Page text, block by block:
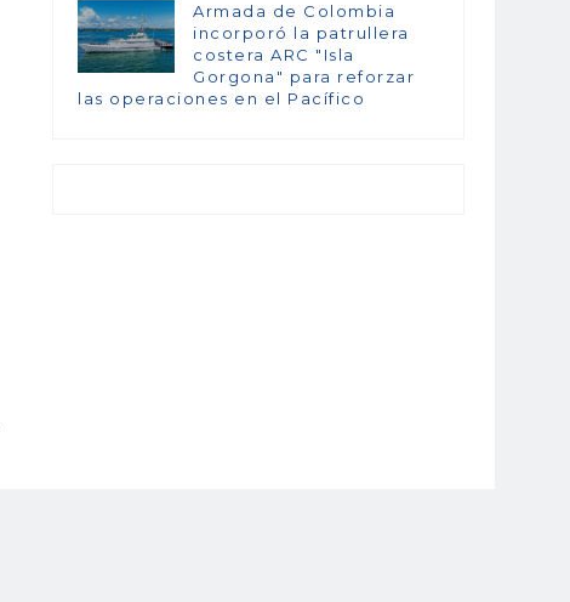
Armada de Colombia
incorporó la patrullera
costera ARC "Isla
Gorgona" para reforzar
las operaciones en el Pacífico